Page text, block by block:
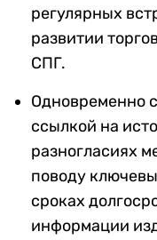
регулярных
развитии
СПГ.
Одновременно
ссылкой на
разногласиях
поводу
сроках
информации